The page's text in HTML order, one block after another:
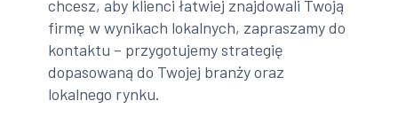
chcesz, aby klienci łatwiej znajdowali Twoją
firmę w wynikach lokalnych, zapraszamy do
kontaktu – przygotujemy strategię
dopasowaną do Twojej branży oraz
lokalnego rynku.